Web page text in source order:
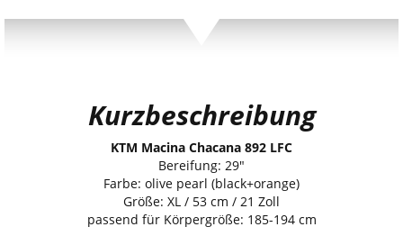
Kurzbeschreibung
KTM Macina Chacana 892 LFC
Bereifung: 29"
Farbe: olive pearl (black+orange)
Größe: XL / 53 cm / 21 Zoll
passend für Körpergröße: 185-194 cm